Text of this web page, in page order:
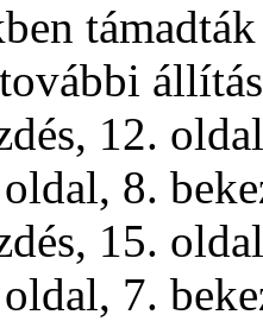
12.
8.
15.
7.